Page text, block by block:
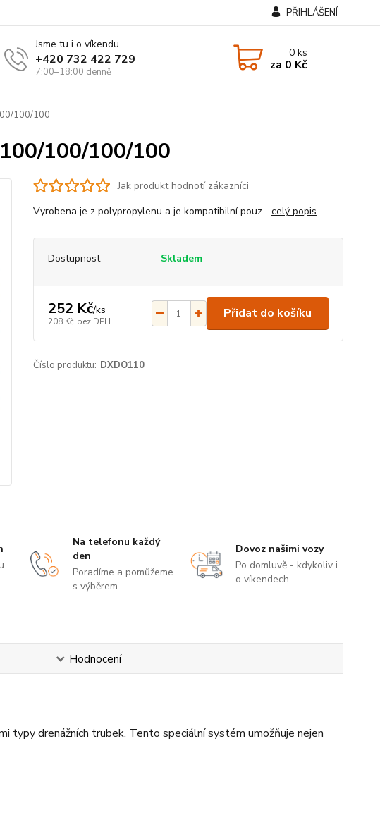
PŘIHLÁŠENÍ
Jsme tu i o víkendu
+420 732 422 729
7:00–18:00 denně
0ks
za 0 Kč
100/100
100/100/100
Jak produkt hodnotí zákazníci
Vyrobena je z polypropylenu a je kompatibilní pouz... celý popis
Dostupnost Skladem
252 Kč/ks
208 Kč bez DPH
Přidat do košíku
Číslo produktu: DXDO110
Na telefonu každý
den
Poradíme a pomůžeme
s výběrem
Dovoz našimi vozy
Po domluvě - kdykoliv i
o víkendech
Hodnocení
typy drenážních trubek. Tento speciální systém umožňuje nejen